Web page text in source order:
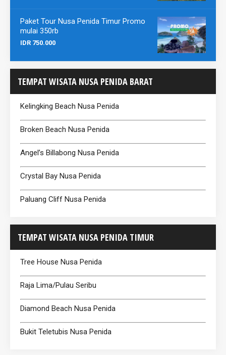
Paket Tour Nusa Penida Timur Promo
mulai 350rb
IDR 750.000
TEMPAT WISATA NUSA PENIDA BARAT
Kelingking Beach Nusa Penida
Broken Beach Nusa Penida
Angel’s Billabong Nusa Penida
Crystal Bay Nusa Penida
Paluang Cliff Nusa Penida
TEMPAT WISATA NUSA PENIDA TIMUR
Tree House Nusa Penida
Raja Lima/Pulau Seribu
Diamond Beach Nusa Penida
Bukit Teletubis Nusa Penida